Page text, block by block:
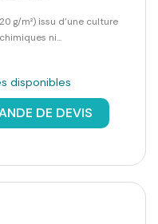
g/m²) issu d'une culture
ni...
disponibles
DE DEVIS